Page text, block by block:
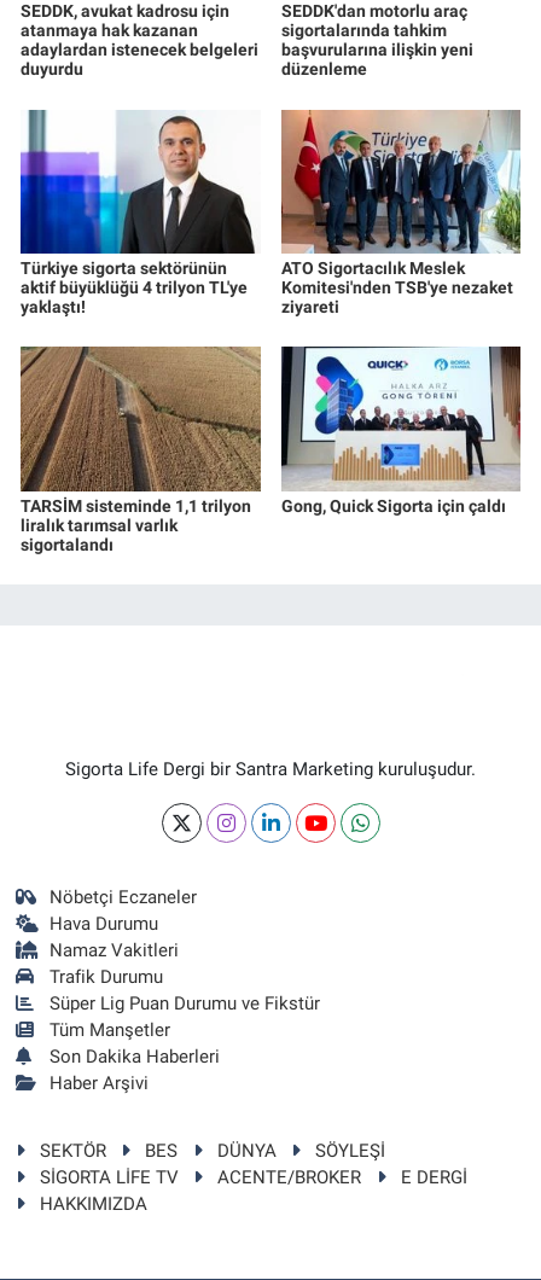
SEDDK, avukat kadrosu için
atanmaya hak kazanan
adaylardan istenecek belgeleri
duyurdu
SEDDK'dan motorlu araç
sigortalarında tahkim
başvurularına ilişkin yeni
düzenleme
Türkiye sigorta sektörünün
aktif büyüklüğü 4 trilyon TL'ye
yaklaştı!
ATO Sigortacılık Meslek
Komitesi'nden TSB'ye nezaket
ziyareti
TARSİM sisteminde 1,1 trilyon
liralık tarımsal varlık
sigortalandı
Gong, Quick Sigorta için çaldı
Sigorta Life Dergi bir Santra Marketing kuruluşudur.
Nöbetçi Eczaneler
Hava Durumu
Namaz Vakitleri
Trafik Durumu
Süper Lig Puan Durumu ve Fikstür
Tüm Manşetler
Son Dakika Haberleri
Haber Arşivi
SEKTÖR BES DÜNYA
SÖYLEŞİ
SİGORTA LİFE TV
ACENTE/BROKER
E DERGİ
HAKKIMIZDA